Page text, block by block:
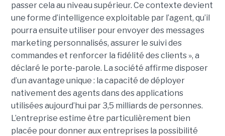
passer cela au niveau supérieur. Ce contexte devient
une forme d’intelligence exploitable par l’agent, qu’il
pourra ensuite utiliser pour envoyer des messages
marketing personnalisés, assurer le suivi des
commandes et renforcer la fidélité des clients », a
déclaré le porte-parole. La société affirme disposer
d’un avantage unique : la capacité de déployer
nativement des agents dans des applications
utilisées aujourd’hui par 3,5 milliards de personnes.
L’entreprise estime être particulièrement bien
placée pour donner aux entreprises la possibilité